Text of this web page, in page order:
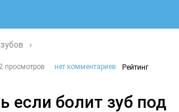
просмотров нет комментариев Рейтинг
если болит зуб под